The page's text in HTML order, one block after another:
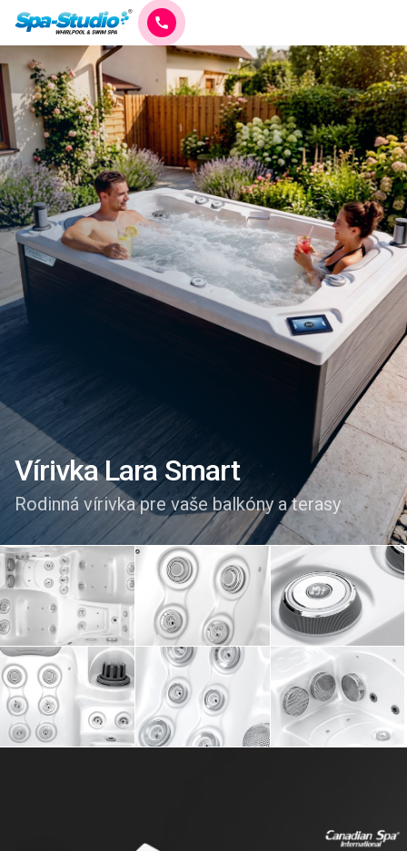
Vírivka Lara Smart
Rodinná vírivka pre vaše balkóny a terasy